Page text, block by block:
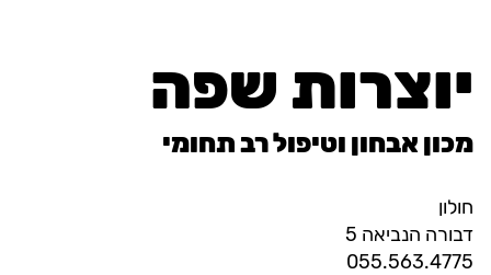
יוצרות שפה
מכון אבחון וטיפול רב תחומי
חולון
דבורה הנביאה 5
055.563.4775